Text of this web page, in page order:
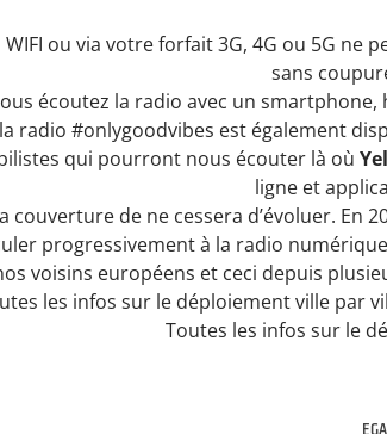
ou via votre forfait 3G, 4G ou 5G
sans
écoutez la radio avec un
radio #onlygoodvibes est également
qui pourront nous écouter là où
ligne et
couverture de ne cessera d’évoluer. En
progressivement à la radio
voisins européens et ceci depuis
les infos sur le déploiement ville par
Toutes les infos sur le